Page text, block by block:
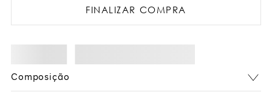
FINALIZAR COMPRA
Composição